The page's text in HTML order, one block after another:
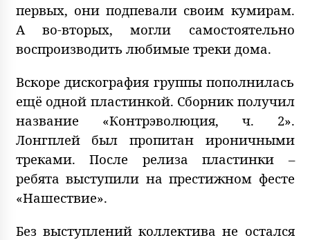
первых, они подпевали своим кумирам.
А во-вторых, могли самостоятельно
воспроизводить любимые треки дома.
Вскоре дискография группы пополнилась
ещё одной пластинкой. Сборник получил
название «Контрэволюция, ч. 2».
Лонгплей был пропитан ироничными
треками. После релиза пластинки –
ребята выступили на престижном фесте
«Нашествие».
Без выступлений коллектива не остался